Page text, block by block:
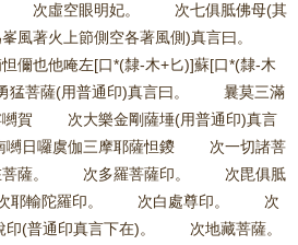
次虛空眼明妃。 次七俱胝佛母(其
峯風著火上節側空各著風側)真言曰。
儞也他唵左[口*(隸-木+匕)]蘇[口*(隸-木
菩薩(用普通印)真言曰。 曩莫三滿
嚩賀 次大樂金剛薩埵(用普通印)真言
日囉虞伽三摩耶薩怛鑁 次一切諸菩
菩薩。 次多羅菩薩印。 次毘俱胝
輸陀羅印。 次白處尊印。 次
(普通印真言下在)。 次地藏菩薩。